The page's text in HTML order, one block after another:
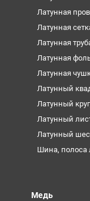
Латунная
Латунная
Латунная
Латунная
Латунная
Латунный
Латунный
Латунный
Латунный
Шина, полоса
Медь